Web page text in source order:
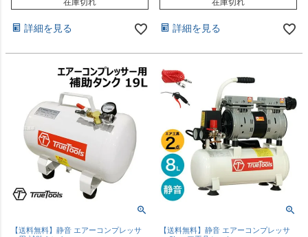
在庫切れ
詳細を見る
在庫切れ
詳細を見る
【送料無料】静音 エアーコンプレッサ
【送料無料】静音 エアーコンプレッサ